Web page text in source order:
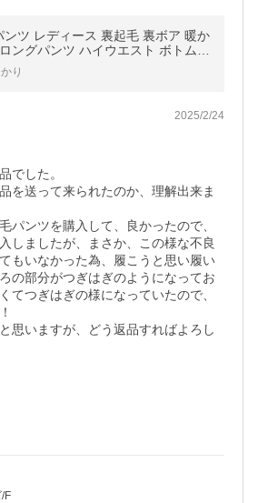
ンツ レディース 裏起毛 裏ボア 暖か
ングパンツ ハイウエスト ボトムス
パンツ イージーパンツ スポーツウ
り
2025/2/24
でした。
を送って来られたのか、理解出来ま
パンツを購入して、良かったので、
しましたが、まさか、この様な不良
もいなかった為、履こうと思い履い
の部分がつぎはぎのようになってお
てつぎはぎの様になっていたので、
思いますが、どう返品すればよろし
F